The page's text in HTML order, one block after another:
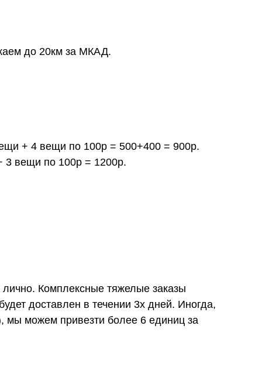
до 20км за МКАД.
+ 4 вещи по 100р = 500+400 = 900р.
3 вещи по 100р = 1200р.
Комплексные тяжелые заказы
доставлен в течении 3х дней. Иногда,
мы можем привезти более 6 единиц за